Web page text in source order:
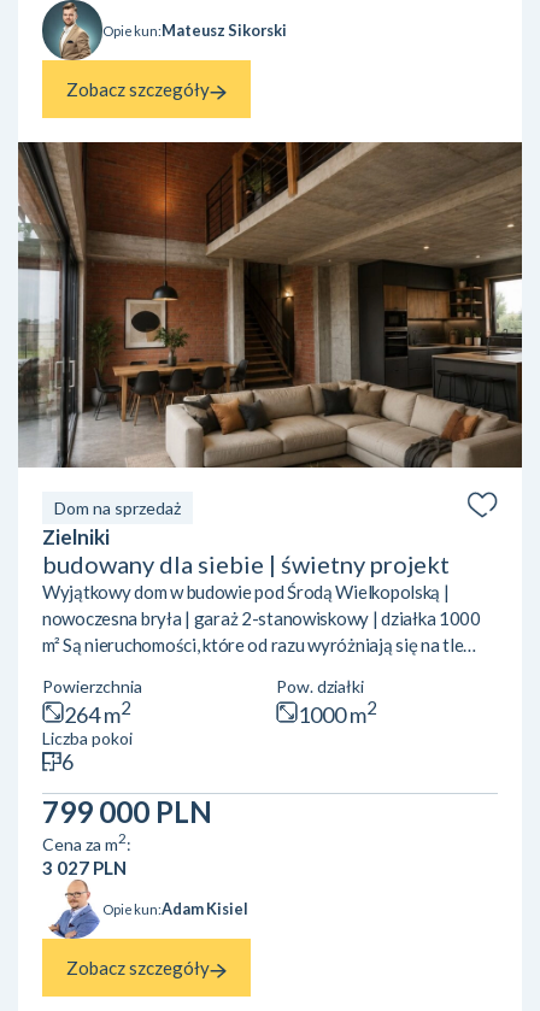
Opiekun:Mateusz Sikorski
Zobacz szczegóły
Dom na sprzedaż
Zielniki
budowany dla siebie | świetny projekt
Wyjątkowy dom w budowie pod Środą Wielkopolską |
nowoczesna bryła | garaż 2-stanowiskowy | działka 1000
m² Są nieruchomości, które od razu wyróżniają się na tle
Nowoczesna, przykuwająca uwagę bryła, bardzo
funkcjonalny układ pomieszczeń, duże przeszklenia,
przestrzeń, garaż na dwa samochody i świetna lokalizacja z
szybkim dojazdem do Środy Wielkopolskiej oraz Poznania.
Dom był przygotowywany przez właścicieli dla siebie — z
dużą dbałością o pr...
Powierzchnia
264 m2
Pow. działki
1000 m2
Liczba pokoi
6
799 000 PLN
Cena za m2:
3 027 PLN
Opiekun:Adam Kisiel
Zobacz szczegóły